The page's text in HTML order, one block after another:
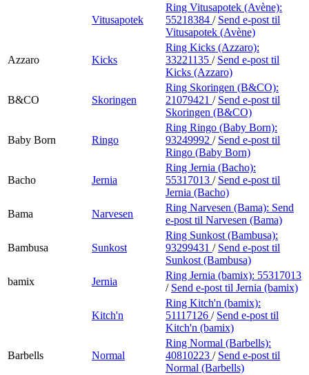
Vitusapotek
Ring Vitusapotek (Avène):
55218384 / Send e-post til
Vitusapotek (Avène)
Azzaro Kicks
Ring Kicks (Azzaro):
33221135 / Send e-post til
Kicks (Azzaro)
B&CO Skoringen
Ring Skoringen (B&CO):
21079421 / Send e-post til
Skoringen (B&CO)
Baby Born Ringo
Ring Ringo (Baby Born):
93249992 / Send e-post til
Ringo (Baby Born)
Bacho Jernia
Ring Jernia (Bacho):
55317013 / Send e-post til
Jernia (Bacho)
Bama
Narvesen
Ring Narvesen (Bama): Send
e-post til Narvesen (Bama)
Bambusa Sunkost
Ring Sunkost (Bambusa):
93299431 / Send e-post til
Sunkost (Bambusa)
bamix
Jernia
Ring Jernia (bamix): 55317013
/ Send e-post til Jernia (bamix)
Kitch'n
Ring Kitch'n (bamix):
51117126 / Send e-post til
Kitch'n (bamix)
Barbells Normal
Ring Normal (Barbells):
40810223 / Send e-post til
Normal (Barbells)